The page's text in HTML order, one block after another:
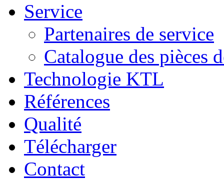
Service
Partenaires de service
Catalogue des pièces
Technologie KTL
Références
Qualité
Télécharger
Contact